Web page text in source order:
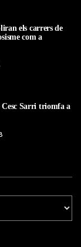
els carrers de
com a
Cesc Sarri triomfa a